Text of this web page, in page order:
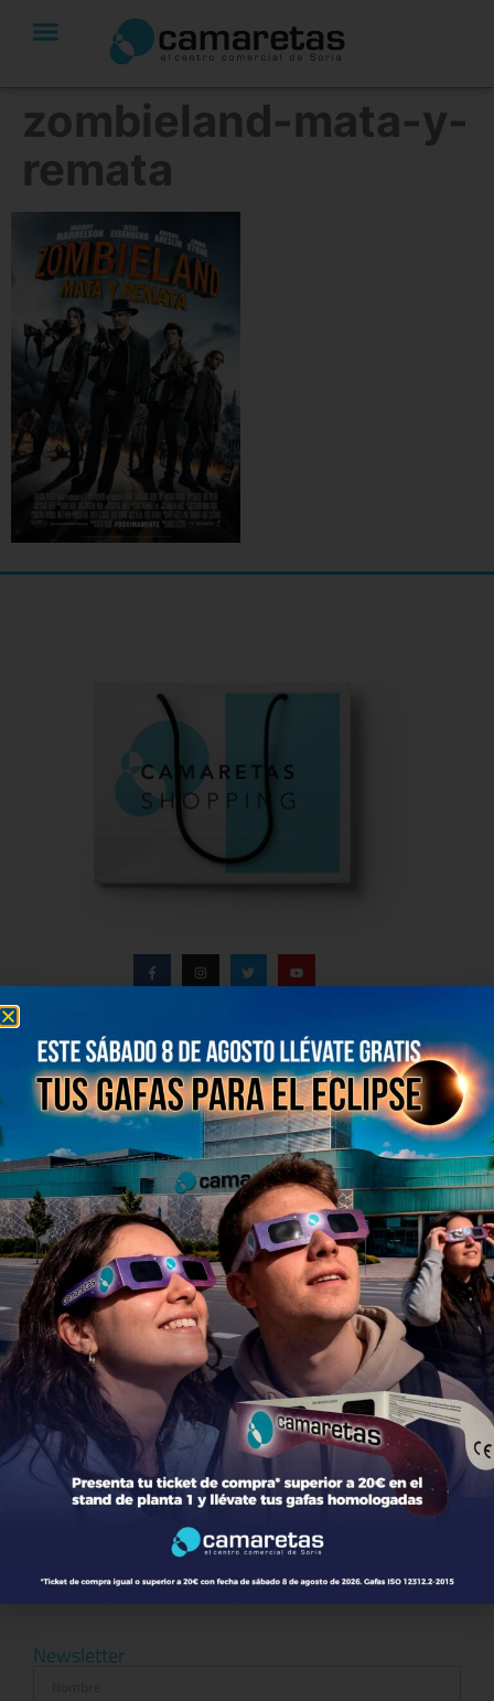
zombieland-mata-y-
remata
Información del centro
Información general
Directorio de tiendas y Planos
Contacto
Política de Privacidad
Aviso Legal
Política de Cookies
Bases legales Concursos y Promociones
Tiendas
Moda
Hogar y Alimentación
Regalos y Complementos
Ocio y Restauración
Otros comparativos
Newsletter